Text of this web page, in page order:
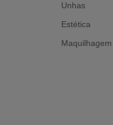
Unhas
Estética
Maquilhagem